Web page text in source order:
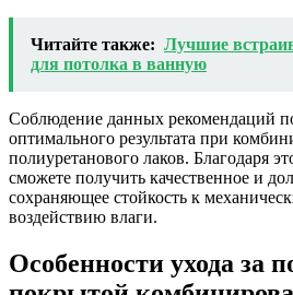
Читайте также: Лучшие
для потолка в ванную
Соблюдение данных рекомендаций
оптимального результата при
полиуретанового лаков. Благодаря
сможете получить качественное и
сохраняющее стойкость к
воздействию влаги.
Особенности ухода за